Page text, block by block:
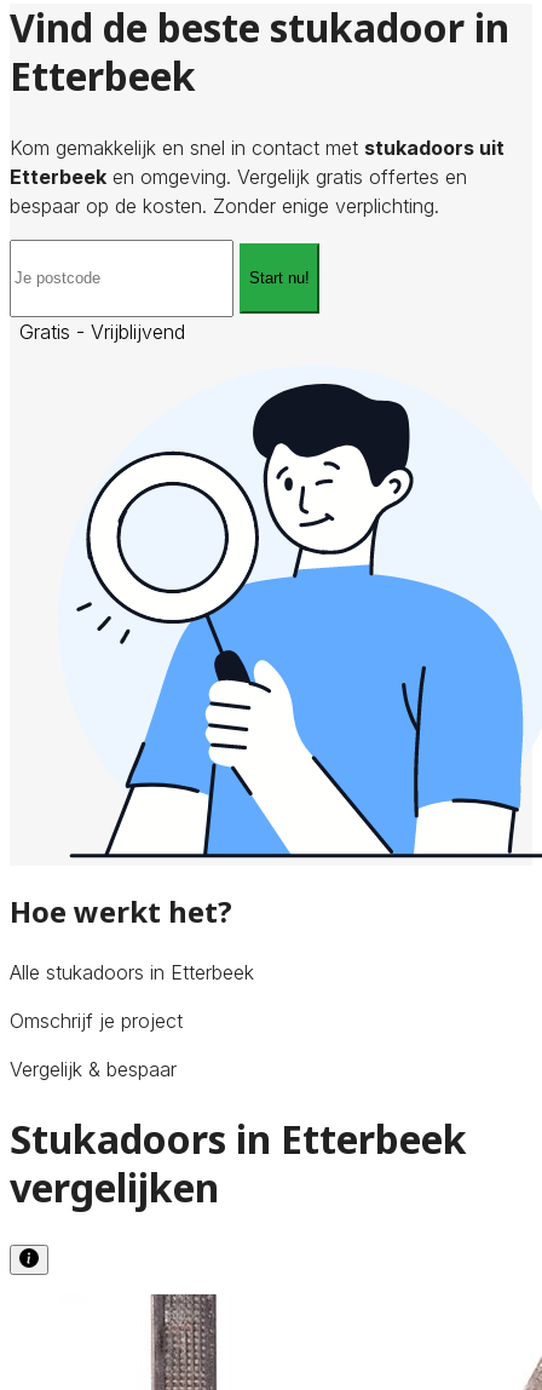
Vind de beste stukadoor in
Etterbeek
Kom gemakkelijk en snel in contact met stukadoors uit
Etterbeek en omgeving. Vergelijk gratis offertes en
bespaar op de kosten. Zonder enige verplichting.
Start nu!
Gratis - Vrijblijvend
Hoe werkt het?
Alle stukadoors in Etterbeek
Omschrijf je project
Vergelijk & bespaar
Stukadoors in Etterbeek
vergelijken